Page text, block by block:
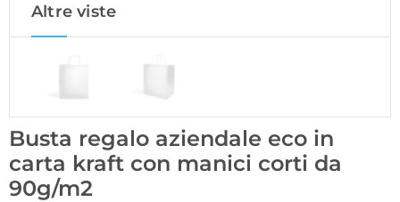
Altre viste
Busta regalo aziendale eco in
carta kraft con manici corti da
90g/m2